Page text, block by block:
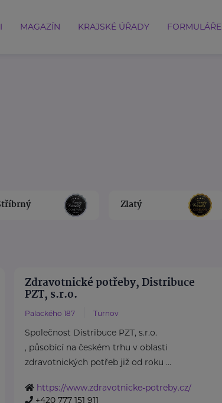
MAGAZÍN KRAJSKÉ ÚŘADY FORMULÁŘE
Zlatý
Zdravotnické potřeby, Distribuce
PZT, s.r.o.
Palackého 187 Turnov
Společnost Distribuce PZT, s.r.o.
, působící na českém trhu v oblasti
zdravotnických potřeb již od roku ...
https://www.zdravotnicke-potreby.cz/
+420 777 151 911